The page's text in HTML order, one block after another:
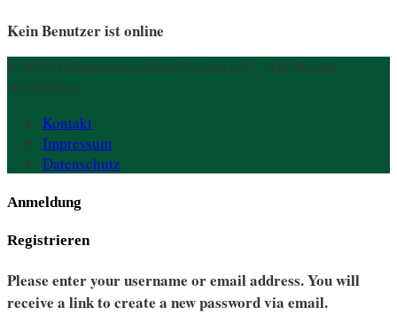
Kein Benutzer ist online
© 2023 Gemeinsam schöner Leben e.V. - Alle Rechte
vorbehalten.
Kontakt
Impressum
Datenschutz
Anmeldung
Registrieren
Please enter your username or email address. You will
receive a link to create a new password via email.